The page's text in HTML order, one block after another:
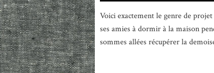
Voici exactement le genre de
ses amies à dormir à la maison
sommes allées récupérer la